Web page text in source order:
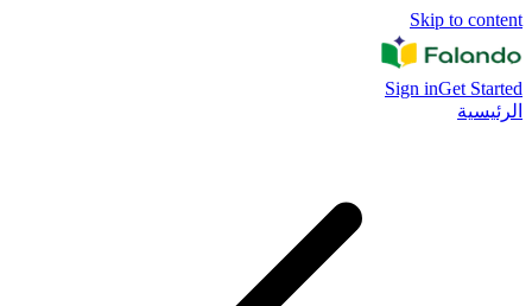
Skip to content
Sign inGet Started
الرئيسية